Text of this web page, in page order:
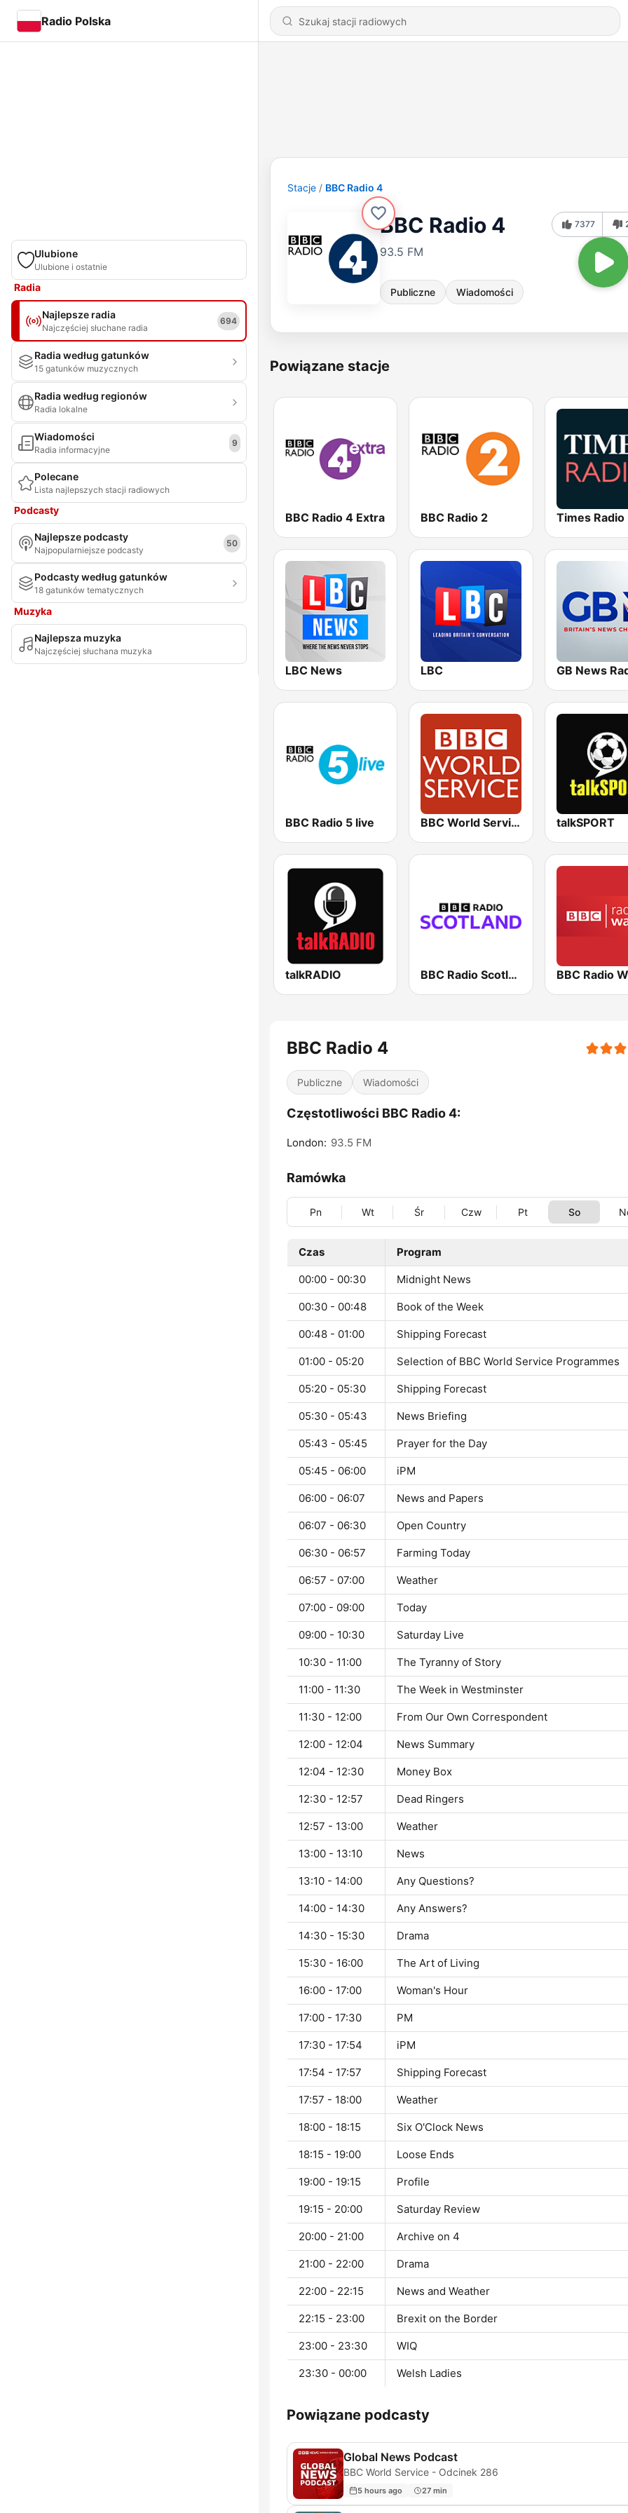
Radio Polska
Ulubione
Ulubione i ostatnie
Radia
Najlepsze radia
Najczęściej słuchane radia
694
Radia według gatunków
15 gatunków muzycznych
Radia według regionów
Radia lokalne
Wiadomości
Radia informacyjne
9
Polecane
Lista najlepszych stacji radiowych
Podcasty
Najlepsze podcasty
Najpopularniejsze podcasty
50
Podcasty według gatunków
18 gatunków tematycznych
Muzyka
Najlepsza muzyka
Najczęściej słuchana muzyka
Stacje BBC Radio 4
BBC Radio 4
93.5 FM
Publiczne Wiadomości
7377
Powiązane stacje
BBC Radio 4 Extra BBC Radio 2 Times Radio
LBC News LBC GB News
BBC Radio 5 live BBC World Service talkSPORT
talkRADIO BBC Radio Scotland BBC Radio
BBC Radio 4
Publiczne Wiadomości
Częstotliwości BBC Radio 4:
London: 93.5 FM
Ramówka
Pn Wt Śr Czw Pt So
Czas Program
00:00 - 00:30 Midnight News
00:30 - 00:48 Book of the Week
00:48 - 01:00 Shipping Forecast
01:00 - 05:20 Selection of BBC World Service Programmes
05:20 - 05:30 Shipping Forecast
05:30 - 05:43 News Briefing
05:43 - 05:45 Prayer for the Day
05:45 - 06:00 iPM
06:00 - 06:07 News and Papers
06:07 - 06:30 Open Country
06:30 - 06:57 Farming Today
06:57 - 07:00 Weather
07:00 - 09:00 Today
09:00 - 10:30 Saturday Live
10:30 - 11:00 The Tyranny of Story
11:00 - 11:30 The Week in Westminster
11:30 - 12:00 From Our Own Correspondent
12:00 - 12:04 News Summary
12:04 - 12:30 Money Box
12:30 - 12:57 Dead Ringers
12:57 - 13:00 Weather
13:00 - 13:10 News
13:10 - 14:00 Any Questions?
14:00 - 14:30 Any Answers?
14:30 - 15:30 Drama
15:30 - 16:00 The Art of Living
16:00 - 17:00 Woman's Hour
17:00 - 17:30 PM
17:30 - 17:54 iPM
17:54 - 17:57 Shipping Forecast
17:57 - 18:00 Weather
18:00 - 18:15 Six O'Clock News
18:15 - 19:00 Loose Ends
19:00 - 19:15 Profile
19:15 - 20:00 Saturday Review
20:00 - 21:00 Archive on 4
21:00 - 22:00 Drama
22:00 - 22:15 News and Weather
22:15 - 23:00 Brexit on the Border
23:00 - 23:30 WIQ
23:30 - 00:00 Welsh Ladies
Powiązane podcasty
Global News Podcast
BBC World Service - Odcinek 286
5 hours ago 27 min